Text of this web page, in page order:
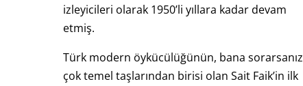
izleyicileri olarak 1950’li yıllara kadar devam
etmiş.
Türk modern öykücülüğünün, bana sorarsanız
çok temel taşlarından birisi olan Sait Faik’in ilk